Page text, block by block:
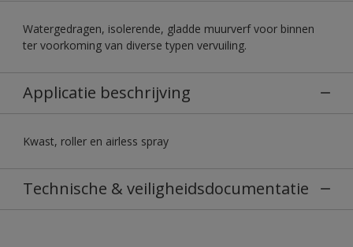
Watergedragen, isolerende, gladde muurverf voor binnen
ter voorkoming van diverse typen vervuiling.
Applicatie beschrijving
Kwast, roller en airless spray
Technische & veiligheidsdocumentatie